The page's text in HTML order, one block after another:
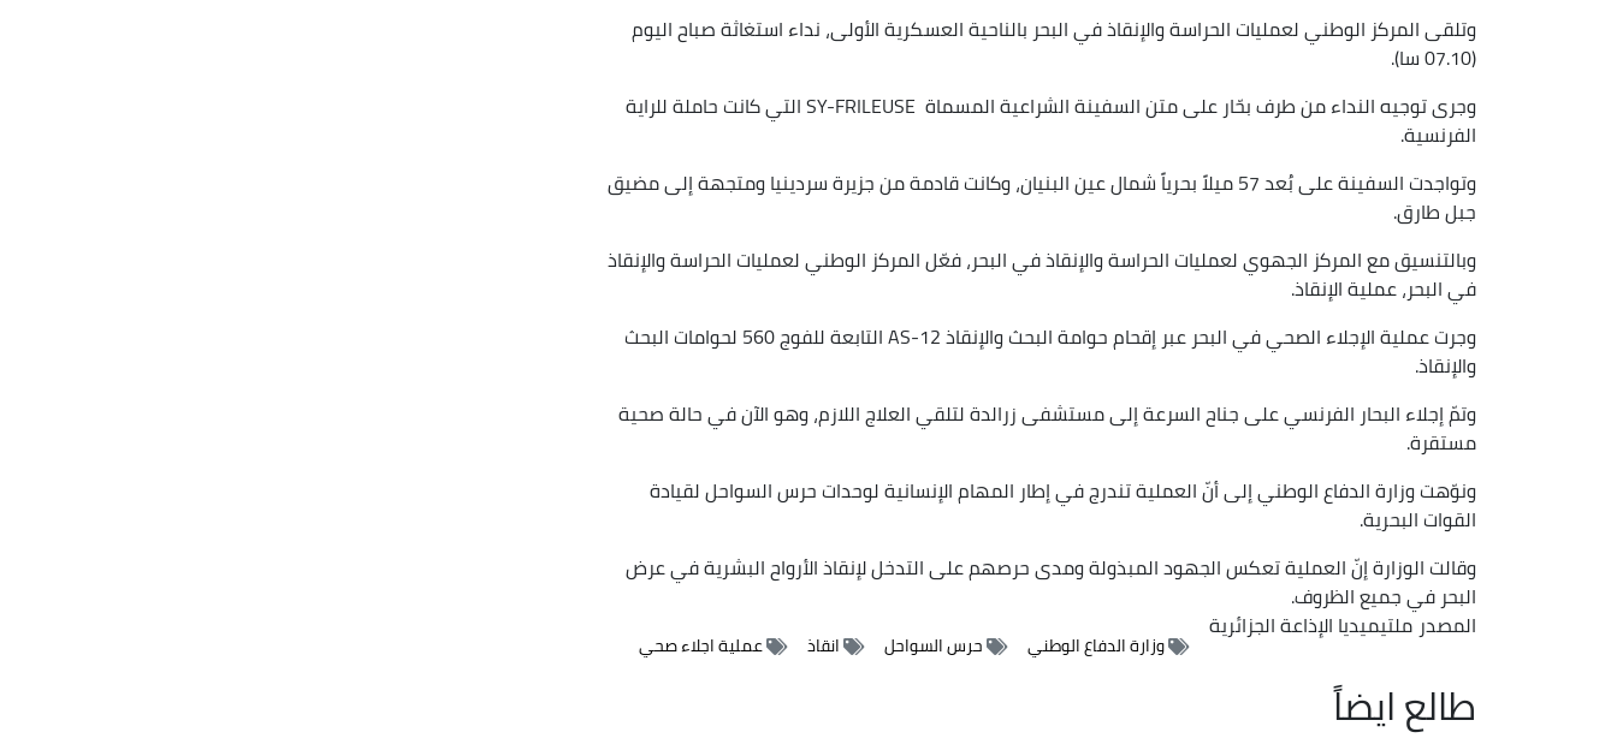
وتلقى المركز الوطني لعمليات الحراسة والإنقاذ في البحر بالناحية العسكرية الأولى، نداء استغاثة صباح اليوم
(07.10 سا).
وجرى توجيه النداء من طرف بحّار على متن السفينة الشراعية المسماة SY-FRILEUSE التي كانت حاملة للراية
الفرنسية.
وتواجدت السفينة على بُعد 57 ميلاً بحرياً شمال عين البنيان، وكانت قادمة من جزيرة سردينيا ومتجهة إلى مضيق
جبل طارق.
وبالتنسيق مع المركز الجهوي لعمليات الحراسة والإنقاذ في البحر، فعّل المركز الوطني لعمليات الحراسة والإنقاذ
في البحر، عملية الإنقاذ.
وجرت عملية الإجلاء الصحي في البحر عبر إقحام حوامة البحث والإنقاذ 12-AS التابعة للفوج 560 لحوامات البحث
والإنقاذ.
وتمّ إجلاء البحار الفرنسي على جناح السرعة إلى مستشفى زرالدة لتلقي العلاج اللازم، وهو الآن في حالة صحية
مستقرة.
ونوّهت وزارة الدفاع الوطني إلى أنّ العملية تندرج في إطار المهام الإنسانية لوحدات حرس السواحل لقيادة
القوات البحرية.
وقالت الوزارة إنّ العملية تعكس الجهود المبذولة ومدى حرصهم على التدخل لإنقاذ الأرواح البشرية في عرض
البحر في جميع الظروف.
المصدر ملتيميديا الإذاعة الجزائرية
وزارة الدفاع الوطني حرس السواحل انقاذ عملية اجلاء صحي
طالع ايضاً